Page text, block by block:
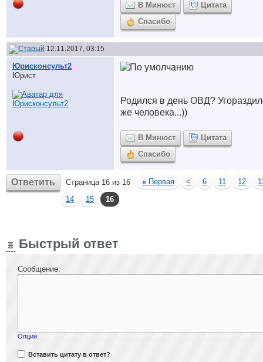
В Минюст
Цитата
Спасибо
12.11.2017, 03:15
Юрисконсульт2
Юрист
Родился в день ОВД?
же человека...))
В Минюст
Цитата
Спасибо
Ответить Страница 16 из 16 « Первая < 6 11 12
14
15 16
Быстрый ответ
Сообщение:
Опции
Вставить цитату в ответ?